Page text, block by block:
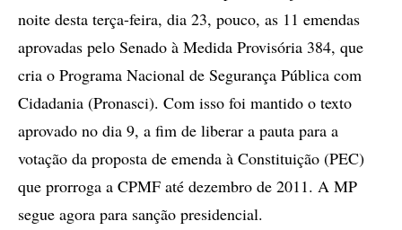
noite desta terça-feira, dia 23, pouco, as 11 emendas
aprovadas pelo Senado à Medida Provisória 384, que
cria o Programa Nacional de Segurança Pública com
Cidadania (Pronasci). Com isso foi mantido o texto
aprovado no dia 9, a fim de liberar a pauta para a
votação da proposta de emenda à Constituição (PEC)
que prorroga a CPMF até dezembro de 2011. A MP
segue agora para sanção presidencial.